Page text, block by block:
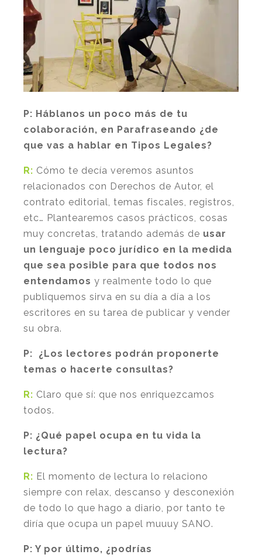
P: Háblanos un poco más de tu
colaboración, en Parafraseando ¿de
que vas a hablar en Tipos Legales?
R: Cómo te decía veremos asuntos
relacionados con Derechos de Autor, el
contrato editorial, temas fiscales, registros,
etc… Plantearemos casos prácticos, cosas
muy concretas, tratando además de usar
un lenguaje poco jurídico en la medida
que sea posible para que todos nos
entendamos y realmente todo lo que
publiquemos sirva en su día a día a los
escritores en su tarea de publicar y vender
su obra.
P: ¿Los lectores podrán proponerte
temas o hacerte consultas?
R: Claro que sí: que nos enriquezcamos
todos.
P: ¿Qué papel ocupa en tu vida la
lectura?
R: El momento de lectura lo relaciono
siempre con relax, descanso y desconexión
de todo lo que hago a diario, por tanto te
diría que ocupa un papel muuuy SANO.
P: Y por último, ¿podrías